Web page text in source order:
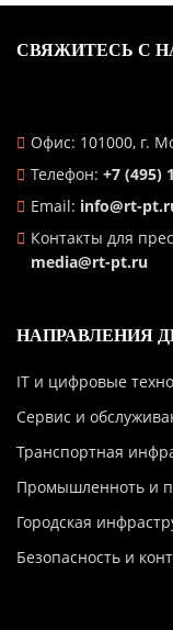
СВЯЖИТЕСЬ С
Офис: 101000, г.
Телефон: +7 (495)
Email: info@rt-
Контакты для
media@rt-pt.ru
НАПРАВЛЕНИЯ
IT и цифровые
Сервис и
Транспортная
Промышленноть и
Городская
Безопасность и